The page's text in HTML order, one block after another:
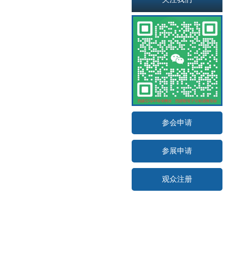
参会申请
参展申请
观众注册